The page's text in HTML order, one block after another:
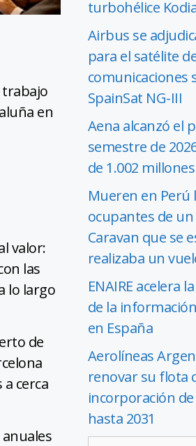
trabajo
en
valor:
las
lo largo
de
cerca
turbohélice
Airbus se
para el satélite
comunicaciones
SpainSat NG-III
Aena alcanzó el
semestre de
de 1.002
Mueren en Perú
ocupantes de un
Caravan que se
realizaba un
ENAIRE acelera
de la
en España
Aerolíneas
renovar su flota
incorporación
hasta 2031